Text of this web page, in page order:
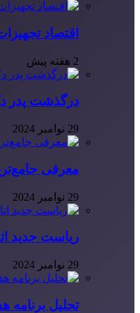
اقتصاد
2 هفته پیش
درگذشت پدر
29 نوامبر 2024
معرفی
29 نوامبر 2024
ریاست جدید
29 نوامبر 2024
تحلیل برنامه